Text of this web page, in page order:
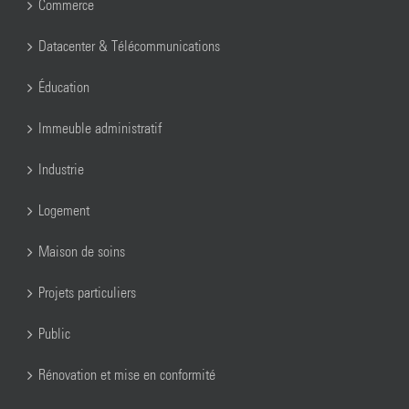
Commerce
Datacenter & Télécommunications
Éducation
Immeuble administratif
Industrie
Logement
Maison de soins
Projets particuliers
Public
Rénovation et mise en conformité